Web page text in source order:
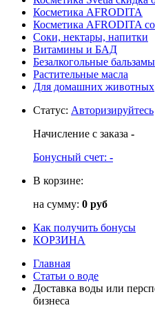
Косметика AFRODITA
Косметика AFRODITA
Соки, нектары, напитки
Витамины и БАД
Безалкогольные бальзамы
Растительные масла
Для домашних животных
Статус: Авторизируйтесь
Начисление с заказа -
Бонусный счет: -
В корзине:
на сумму: 0 руб
Как получить бонусы
КОРЗИНА
Главная
Статьи о воде
Доставка воды или
бизнеса